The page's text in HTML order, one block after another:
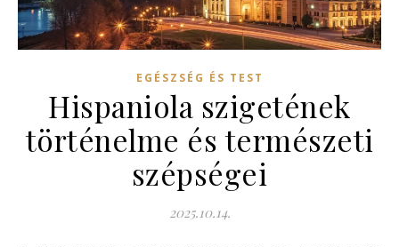
EGÉSZSÉG ÉS TEST
Hispaniola szigetének
történelme és természeti
szépségei
2025.10.14.